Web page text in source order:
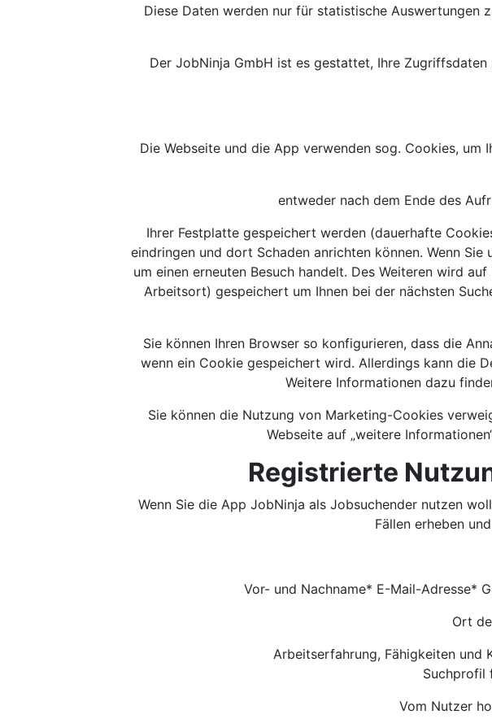
Diese Daten werden nur für statistische Auswertungen
Der JobNinja GmbH ist es gestattet, Ihre
Die Webseite und die App verwenden sog. Cookies,
entweder nach dem Ende des
Ihrer Festplatte gespeichert werden (dauerhafte
eindringen und dort Schaden anrichten können. Wenn
um einen erneuten Besuch handelt. Des Weiteren wird
Arbeitsort) gespeichert um Ihnen bei der nächsten
Sie können Ihren Browser so konfigurieren, dass die
wenn ein Cookie gespeichert wird. Allerdings kann die
Weitere Informationen dazu
Sie können die Nutzung von Marketing-Cookies
Webseite auf „weitere
Registrierte
Wenn Sie die App JobNinja als Jobsuchender nutzen
Fällen erheben
Vor- und Nachname* E-Mail-Adresse*
Ort
Arbeitserfahrung, Fähigkeiten und
Suchprofil
Vom Nutzer